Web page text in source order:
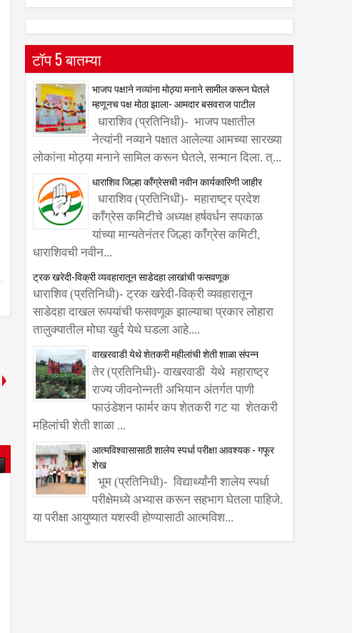
टॉप 5 बातम्या
भाजप पक्षाने नव्यांना मोठ्या मनाने सामील करून घेतले
म्हणूनच पक्ष मोठा झाला- आमदार बसवराज पाटील
धाराशिव (प्रतिनिधी)- भाजप पक्षातील
नेत्यांनी नव्याने पक्षात आलेल्या आमच्या सारख्या
लोकांना मोठ्या मनाने सामिल करून घेतले, सन्मान दिला. त्...
धाराशिव जिल्हा काँग्रेसची नवीन कार्यकारिणी जाहीर
धाराशिव (प्रतिनिधी)- महाराष्ट्र प्रदेश
काँग्रेस कमिटीचे अध्यक्ष हर्षवर्धन सपकाळ
यांच्या मान्यतेनंतर जिल्हा काँग्रेस कमिटी,
धाराशिवची नवीन...
ट्रक खरेदी-विक्री व्यवहारातून साडेदहा लाखांची फसवणूक
धाराशिव (प्रतिनिधी)- ट्रक खरेदी-विक्री व्यवहारातून
साडेदहा दाखल रूपयांची फसवणूक झाल्याचा प्रकार लोहारा
तालुक्यातील मोघा खुर्द येथे घडला आहे....
वाखरवाडी येथे शेतकरी महीलांची शेती शाळा संपन्न
तेर (प्रतिनिधी)- वाखरवाडी येथे महाराष्ट्र
राज्य जीवनोन्नती अभियान अंतर्गत पाणी
फाउंडेशन फार्मर कप शेतकरी गट या शेतकरी
महिलांची शेती शाळा ...
आत्मविश्वासासाठी शालेय स्पर्धा परीक्षा आवश्यक - गफूर
शेख
भूम (प्रतिनिधी)- विद्यार्थ्यांनी शालेय स्पर्धा
परीक्षेमध्ये अभ्यास करून सहभाग घेतला पाहिजे.
या परीक्षा आयुष्यात यशस्वी होण्यासाठी आत्मविश...